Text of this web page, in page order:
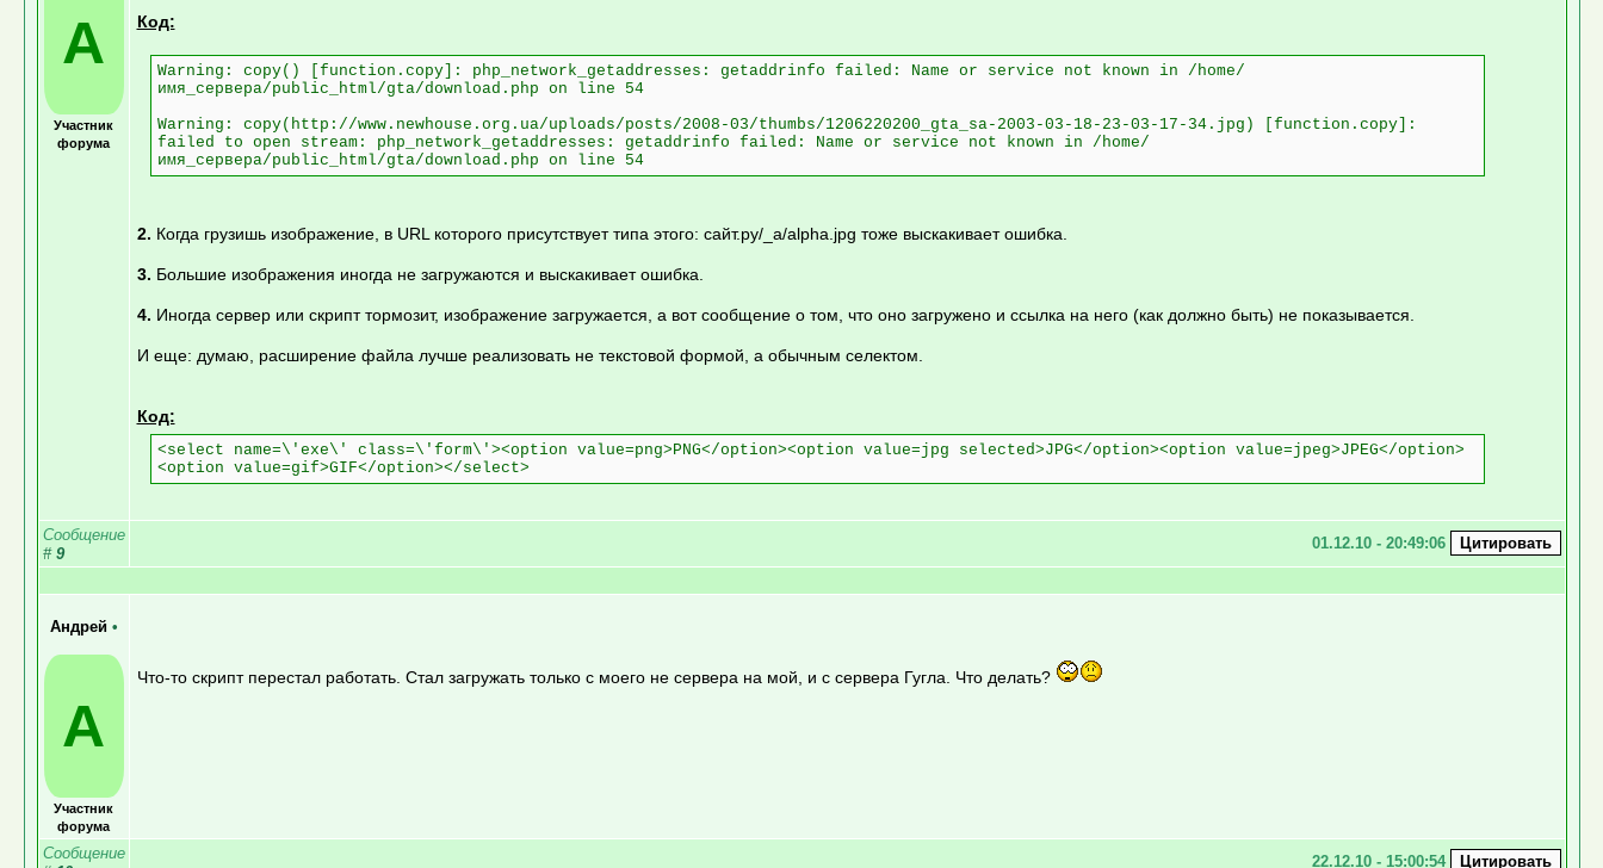
А
Участник
форума
Код:
Warning: copy() [function.copy]: php_network_getaddresses: getaddrinfo failed: Name or service not known in /home/
имя_сервера/public_html/gta/download.php on line 54
Warning: copy(http://www.newhouse.org.ua/uploads/posts/2008-03/thumbs/1206220200_gta_sa-2003-03-18-23-03-17-34.jpg) [function.copy]:
failed to open stream: php_network_getaddresses: getaddrinfo failed: Name or service not known in /home/
имя_сервера/public_html/gta/download.php on line 54
2. Когда грузишь изображение, в URL которого присутствует типа этого: сайт.ру/_a/alpha.jpg тоже выскакивает ошибка.
3. Большие изображения иногда не загружаются и выскакивает ошибка.
4. Иногда сервер или скрипт тормозит, изображение загружается, а вот сообщение о том, что оно загружено и ссылка на него (как должно быть) не показывается.
И еще: думаю, расширение файла лучше реализовать не текстовой формой, а обычным селектом.
Код:
<select name=\'exe\' class=\'form\'><option value=png>PNG</option><option value=jpg selected>JPG</option><option value=jpeg>JPEG</option>
<option value=gif>GIF</option></select>
Сообщение
# 9
01.12.10 - 20:49:06
Андрей •
А
Участник
форума
Что-то скрипт перестал работать. Стал загружать только с моего не сервера на мой, и с сервера Гугла. Что делать?
Сообщение
22.12.10 - 15:00:54